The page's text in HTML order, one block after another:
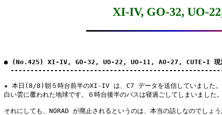
XI-IV, GO-32, UO-
● (No.425) XI-IV, GO-32, UO-22, UO-11, AO-27, CUTE-I 現
★ 本日(8/8)朝５時台前半のXI-IV は、C7 データを送信していました。
白い雲に覆われた地球です。６時台後半のパスは寝過ごしてしまいました
それにしても、NORAD が廃止されるというのは、本当の話しなのでしょ